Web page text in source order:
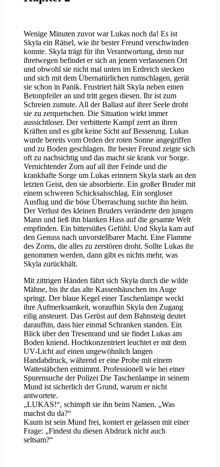
Wenige Minuten zuvor war Lukas noch da! Es ist
Skyla ein Rätsel, wie ihr bester Freund verschwinden
konnte. Skyla trägt für ihn Verantwortung, denn nur
ihretwegen befindet er sich an jenem verlassenen Ort
und obwohl sie nicht mal unten im Erdreich stecken
und sich mit dem Übernatürlichen rumschlagen, gerät
sie schon in Panik. Frustriert hält Skyla neben einen
Betonpfeiler an und tritt gegen diesen. Ihr ist zum
Schreien zumute. All der Ballast auf ihrer Seele droht
sie zu zerquetschen. Die Situation wirkt immer
aussichtloser. Der verbitterte Kampf zerrt an ihren
Kräften und es gibt keine Sicht auf Besserung. Lukas
wurde bereits vom Orden der roten Sonne angegriffen
und zu Boden geschlagen. Ihr bester Freund zeigte sich
oft zu nachsichtig und das macht sie krank vor Sorge.
Vernichtender Zorn auf all ihre Feinde und die
krankhafte Sorge um Lukas erinnern Skyla stark an den
letzten Geist, den sie absorbierte. Ein großer Bruder mit
einem schweren Schicksalsschlag. Ein sorgloser
Ausflug und die böse Überraschung suchte ihn heim.
Der Verlust des kleinen Bruders veränderte den jungen
Mann und ließ ihn blanken Hass auf die gesamte Welt
empfinden. Ein bittersüßes Gefühl. Und Skyla kam auf
den Genuss nach unvorstellbarer Macht. Eine Flamme
des Zorns, die alles zu zerstören droht. Sollte Lukas ihr
genommen werden, dann gibt es nichts mehr, was
Skyla zurückhält.
Mit zittrigen Händen fährt sich Skyla durch die wilde
Mähne, bis ihr das alte Kassenhäuschen ins Auge
springt. Der blaue Kegel einer Taschenlampe weckt
ihre Aufmerksamkeit, woraufhin Skyla den Zugang
eilig ansteuert. Das Gerüst auf dem Bahnsteig deutet
daraufhin, dass hier einmal Schranken standen. Ein
Blick über den Tresenrand und sie findet Lukas am
Boden kniend. Hochkonzentriert leuchtet er mit dem
UV-Licht auf einen ungewöhnlich langen
Handabdruck, während er eine Probe mit einem
Wattestäbchen entnimmt. Professionell wie bei einer
Spurensuche der Polizei Die Taschenlampe in seinem
Mund ist sicherlich der Grund, warum er nicht
antwortete.
„LUKAS!“, schimpft sie ihn beim Namen. „Was
machst du da?“
Kaum ist sein Mund frei, kontert er gelassen mit einer
Frage: „Findest du diesen Abdruck nicht auch
seltsam?“